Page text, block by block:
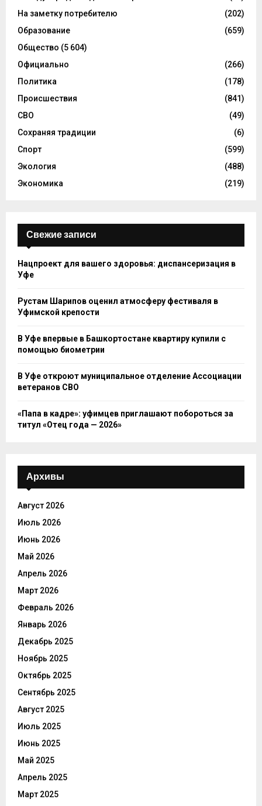
На заметку потребителю
(202)
Образование
(659)
Общество (5 604)
Официально
(266)
Политика
(178)
Происшествия
(841)
СВО
(49)
Сохраняя традиции
(6)
Спорт
(599)
Экология
(488)
Экономика
(219)
Свежие записи
Нацпроект для вашего здоровья: диспансеризация в
Уфе
Рустам Шарипов оценил атмосферу фестиваля в
Уфимской крепости
В Уфе впервые в Башкортостане квартиру купили с
помощью биометрии
В Уфе откроют муниципальное отделение Ассоциации
ветеранов СВО
«Папа в кадре»: уфимцев приглашают побороться за
титул «Отец года — 2026»
Архивы
Август 2026
Июль 2026
Июнь 2026
Май 2026
Апрель 2026
Март 2026
Февраль 2026
Январь 2026
Декабрь 2025
Ноябрь 2025
Октябрь 2025
Сентябрь 2025
Август 2025
Июль 2025
Июнь 2025
Май 2025
Апрель 2025
Март 2025